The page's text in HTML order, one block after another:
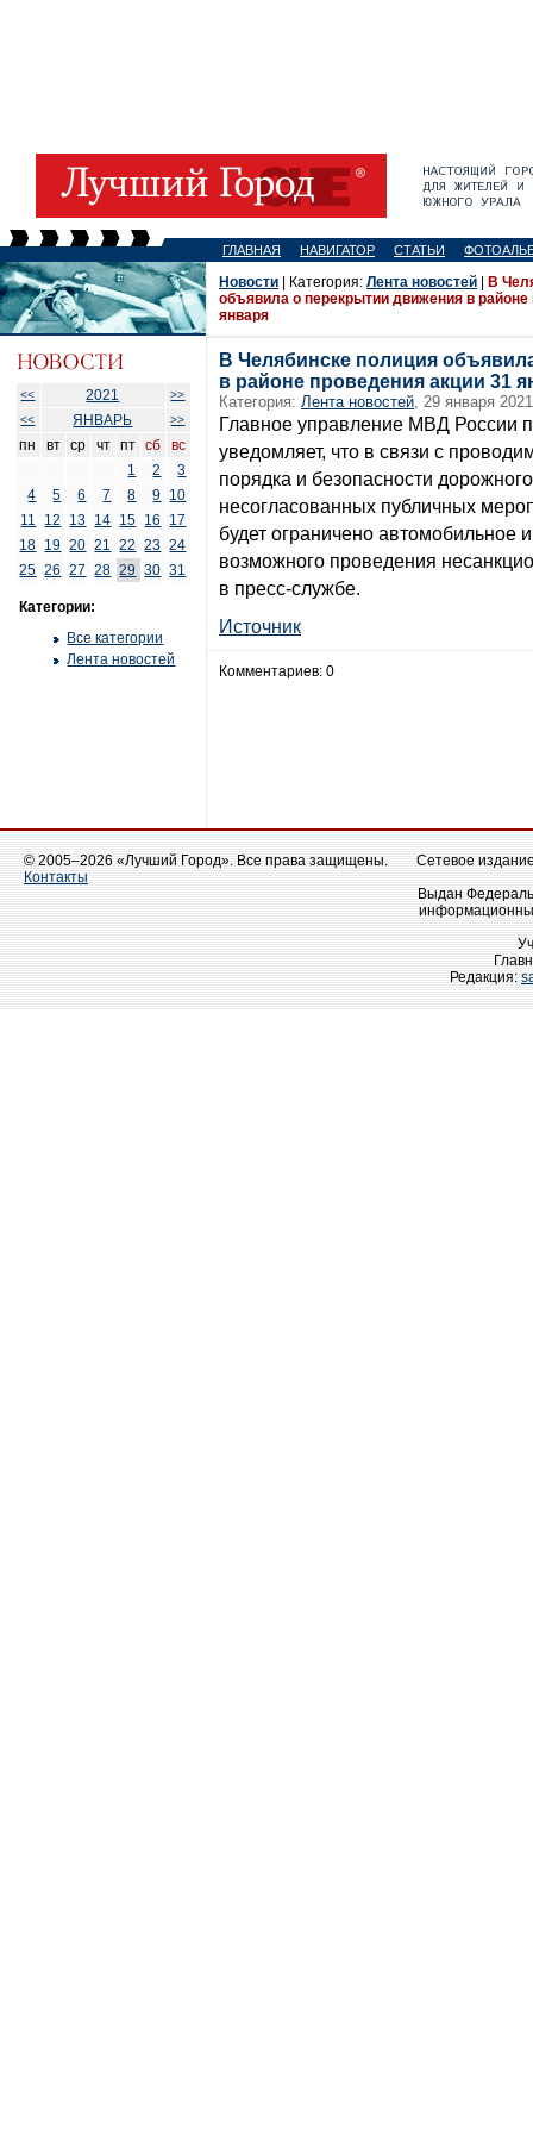
ГЛАВНАЯ НАВИГАТОР СТАТЬИ
<< 2021
>>
<<
ЯНВАРЬ >>
пн вт ср чт пт сб
вс
1
2
3
4
5 6 7 8 9 10
11
12 13 14 15 16
17
18 19 20 21 22 23 24
25 26 27 28 29 30 31
Категории:
Все категории
Лента новостей
Новости | Категория: Лента новостей
В
объявила о перекрытии движения в районе
января
В Челябинске полиция
в районе проведения акции 31
Категория: Лента новостей, 29 января
Главное управление МВД России
уведомляет, что в связи с
порядка и безопасности
несогласованных публичных
будет ограничено
возможного проведения
в пресс-службе.
Источник
Комментариев: 0
© 2005–2026 «Лучший Город». Все права защищены.
Контакты
Сетевое
Выдан
Редакция: